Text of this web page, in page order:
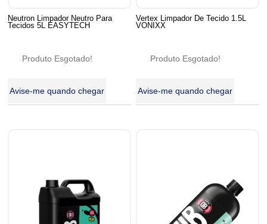
Neutron Limpador Neutro Para
Tecidos 5L EASYTECH
Produto Esgotado!
Avise-me quando chegar
Vertex Limpador De Tecido 1.5L
VONIXX
Produto Esgotado!
Avise-me quando chegar